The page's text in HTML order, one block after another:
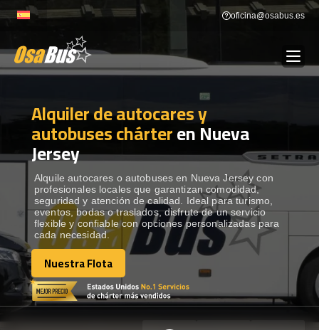
to
oficina@osabus.es
ALQUILER DE AUTOCARES
DESTINOS Show dropdown
RECORRIDAS Show dropdown
FLOTA
CONTÁCTENOS
CONTÁCTENOS
Alquiler de autocares y
autobuses chárteren Nueva
Jersey
Alquile autocares o autobuses en Nueva Jersey con
profesionales locales que garantizan comodidad,
seguridad y atención de calidad. Ideal para turismo,
eventos, bodas o traslados, disfrute de un servicio
flexible y confiable con opciones personalizadas para
cada necesidad.
Nuestra Flota
Nuestra Flota